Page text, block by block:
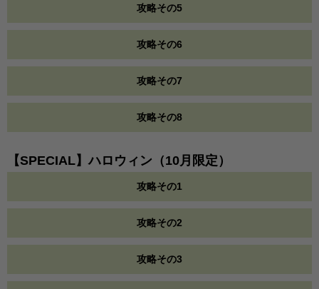
攻略その5
攻略その6
攻略その7
攻略その8
【SPECIAL】ハロウィン（10月限定）
攻略その1
攻略その2
攻略その3